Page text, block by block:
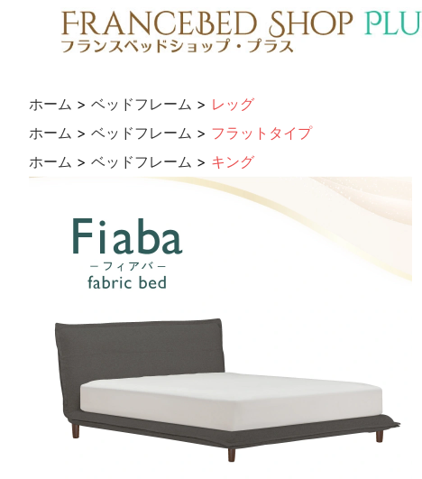
ホーム > ベッドフレーム > レッグ
ホーム > ベッドフレーム > フラットタイプ
ホーム > ベッドフレーム > キング